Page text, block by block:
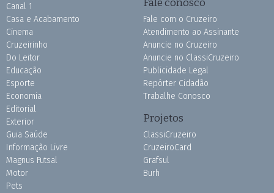
Canal 1
Casa e Acabamento
Cinema
Cruzeirinho
Do Leitor
Educação
Esporte
Economia
Editorial
Exterior
Guia Saúde
Informação Livre
Magnus Futsal
Motor
Pets
Fale conosco
Fale com o Cruzeiro
Atendimento ao Assinante
Anuncie no Cruzeiro
Anuncie no ClassiCruzeiro
Publicidade Legal
Repórter Cidadão
Trabalhe Conosco
Projetos
ClassiCruzeiro
CruzeiroCard
Grafsul
Burh